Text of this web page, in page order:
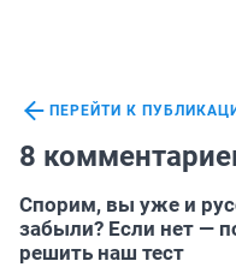
ПЕРЕЙТИ К
8
Спорим, вы уже и
забыли? Если нет —
решить наш тест